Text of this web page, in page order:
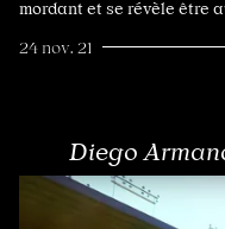
mordant et se révèle être
24 nov. 21
Diego